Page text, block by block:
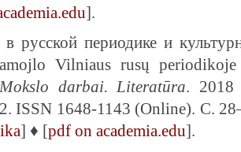
].
русской периодике и
Vilniaus rusų
Mokslo darbai. Literatūra.
ISSN 1648-1143 (Online). С.
] ♦ [pdf on academia.edu].